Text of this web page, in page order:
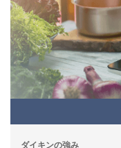
ダイキンの強み